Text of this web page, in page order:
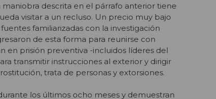
descrita en el párrafo anterior tiene
visitar a un recluso. Un precio muy bajo
familiarizadas con la investigación
de esta forma para reunirse con
en prisión preventiva -incluidos líderes del
transmitir instrucciones al exterior y dirigir
trata de personas y extorsiones.
los últimos ocho meses y demuestran